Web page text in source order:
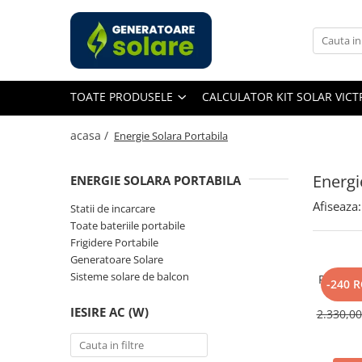
Toate Produsele
Cauta dupa capacitate
Intre 1000-2000W
Peste 3000W
Cauta dupa marca
TOATE PRODUSELE CALCULATOR KIT SOLAR
acasa / Energie Solara Portabila
ENERGIE SOLARA PORTABILA
Statii de incarcare
Toate bateriile portabile
Frigidere Portabile
Generatoare Solare
Sisteme solare de balcon
IESIRE AC (W)
Afiseaza:
-240
Panou